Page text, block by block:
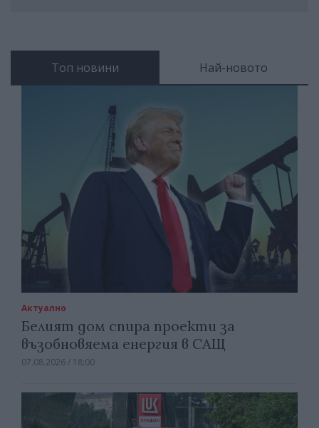
Топ новини Най-новото
Актуално
Белият дом спира проекти за
възобновяема енергия в САЩ
07.08.2026 / 18:00